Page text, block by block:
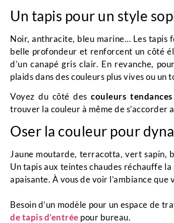
Un tapis pour un style
Noir, anthracite, bleu marine… Les tapis
belle profondeur et renforcent un côté
d’un canapé gris clair. En revanche,
plaids dans des couleurs plus vives ou un
Voyez du côté descouleurs
trouver la couleur à même de s’accorder
Oser la couleur pour
Jaune moutarde, terracotta, vert sapin,
Un tapis aux teintes chaudes réchauffe
apaisante. À vous de voir l’ambiance que
Besoin d’un modèle pour un espace de
de tapis d’entrée pour bureau.